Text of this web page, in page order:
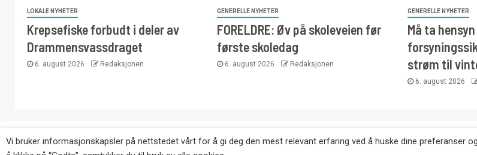
LOKALE NYHETER
Krepsefiske forbudt i deler av
Drammensvassdraget
6. august 2026 Redaksjonen
GENERELLE NYHETER
FORELDRE: Øv på skoleveien før
første skoledag
6. august 2026 Redaksjonen
GENERELLE NYHETER
Må ta
strøm til
6. august 2026
Copyright © Eikernytt.no utgis av Roy’s Pressetjeneste. Kopiering av tekst, bilder og annonser er ikke
Vi bruker informasjonskapsler på nettstedet vårt for å gi deg den mest relevant erfaring ved å huske dine preferanser